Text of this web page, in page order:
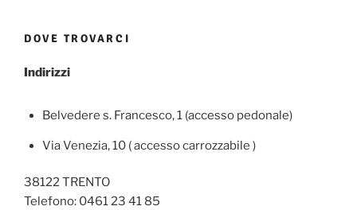
DOVE TROVARCI
Indirizzi
Belvedere s. Francesco, 1 (accesso pedonale)
Via Venezia, 10 ( accesso carrozzabile )
38122 TRENTO
Telefono: 0461 23 41 85